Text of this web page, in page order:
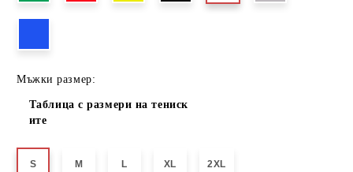
Мъжки размер:
Таблица с размери на тениск
ите
S M L XL 2XL